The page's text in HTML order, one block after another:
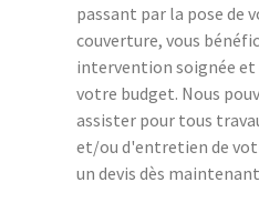
passant par la pose de
couverture, vous
intervention soignée et
votre budget. Nous
assister pour tous
et/ou d'entretien de
un devis dès